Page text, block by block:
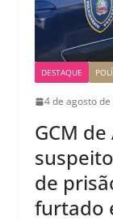
DESTAQUE
4 de agosto de
GCM
de
furtado